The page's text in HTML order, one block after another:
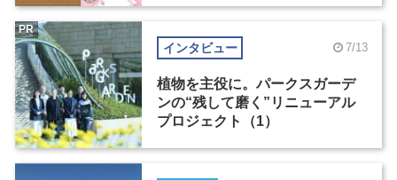
インタビュー 7/13
植物を主役に。パークスガーデ
ンの“残して磨く”リニューアル
プロジェクト（1）
PR